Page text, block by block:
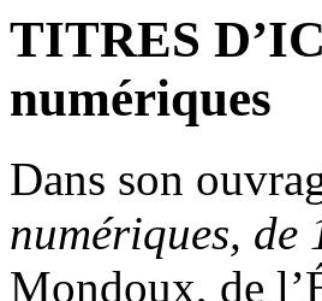
TITRES
numériques
Dans son
numériques, de
Mondoux, de